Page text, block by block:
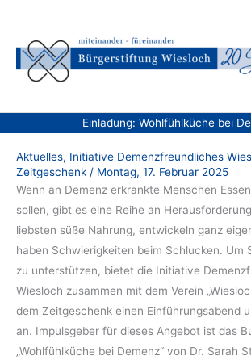
springen
Einladung: Wohlfühlküche bei
Aktuelles, Initiative Demenzfreundliches
Zeitgeschenk / Montag, 17. Februar 2025
Wenn an Demenz erkrankte Menschen
sollen, gibt es eine Reihe an
liebsten süße Nahrung, entwickeln ganz
haben Schwierigkeiten beim Schlucken. Um
zu unterstützen, bietet die Initiative
Wiesloch zusammen mit dem Verein
dem Zeitgeschenk einen Einführungsabend
an. Impulsgeber für dieses Angebot ist das
„Wohlfühlküche bei Demenz“ von Dr. Sarah